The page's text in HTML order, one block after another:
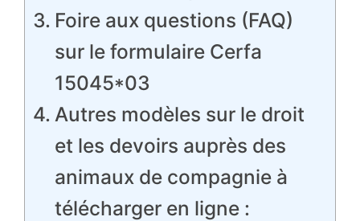
Foire aux questions (FAQ)
sur le formulaire Cerfa
15045*03
Autres modèles sur le droit
et les devoirs auprès des
animaux de compagnie à
télécharger en ligne :